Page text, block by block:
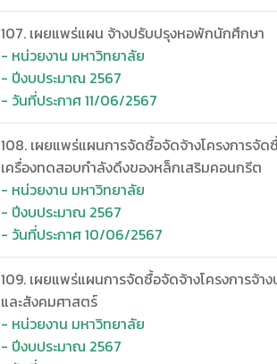
107. เผยแพร่แผน จ้างปรับปรุงหอพักนักศึกษา
- หน่วยงาน มหาวิทยาลัย
- ปีงบประมาณ 2567
- วันที่ประกาศ 11/06/2567
108. เผยแพร่แผนการจัดซื้อจัดจ้างโครงการจั
เครื่องทดสอบกำลังดึงของหล็กเสริมคอนกรีต
- หน่วยงาน มหาวิทยาลัย
- ปีงบประมาณ 2567
- วันที่ประกาศ 10/06/2567
109. เผยแพร่แผนการจัดซื้อจัดจ้างโครงการจ้
และสังคมศาสตร์
- หน่วยงาน มหาวิทยาลัย
- ปีงบประมาณ 2567